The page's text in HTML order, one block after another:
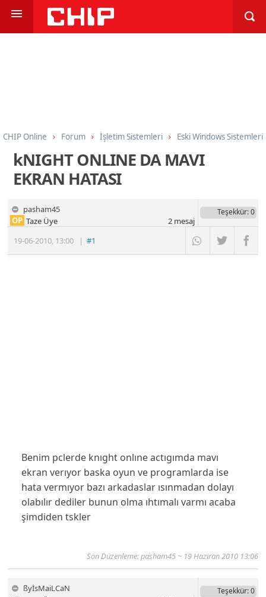
CHIP Online Forum İşletim Sistemleri Eski Windows Sistemleri
kNIGHT ONLINE DA MAVI
EKRAN HATASI
pasham45
19-06-2010, 13:00 |#1
OP Taze Üye
Teşekkür: 0
2mesaj
Benim pclerde knıght onlıne actıgımda mavı
ekran verıyor baska oyun ve programlarda ise
hata vermıyor bazı arkadaslar ısınmadan dolayı
olabılır dediler bunun olma ıhtımalı varmı acaba
şimdiden tskler
Son Düzenleme:pasham45~ 19 Haziran 2010 13:06
ßyİsMaiLCaN Teşekkür: 0